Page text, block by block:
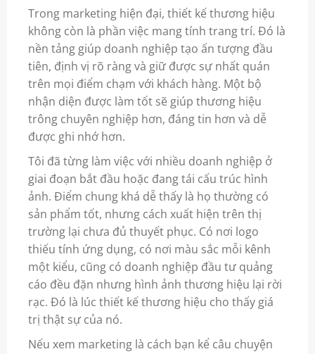
Trong marketing hiện đại, thiết kế thương hiệu
không còn là phần việc mang tính trang trí. Đó là
nền tảng giúp doanh nghiệp tạo ấn tượng đầu
tiên, định vị rõ ràng và giữ được sự nhất quán
trên mọi điểm chạm với khách hàng. Một bộ
nhận diện được làm tốt sẽ giúp thương hiệu
trông chuyên nghiệp hơn, đáng tin hơn và dễ
được ghi nhớ hơn.
Tôi đã từng làm việc với nhiều doanh nghiệp ở
giai đoạn bắt đầu hoặc đang tái cấu trúc hình
ảnh. Điểm chung khá dễ thấy là họ thường có
sản phẩm tốt, nhưng cách xuất hiện trên thị
trường lại chưa đủ thuyết phục. Có nơi logo
thiếu tính ứng dụng, có nơi màu sắc mỗi kênh
một kiểu, cũng có doanh nghiệp đầu tư quảng
cáo đều đặn nhưng hình ảnh thương hiệu lại rời
rạc. Đó là lúc thiết kế thương hiệu cho thấy giá
trị thật sự của nó.
Nếu xem marketing là cách bạn kể câu chuyện